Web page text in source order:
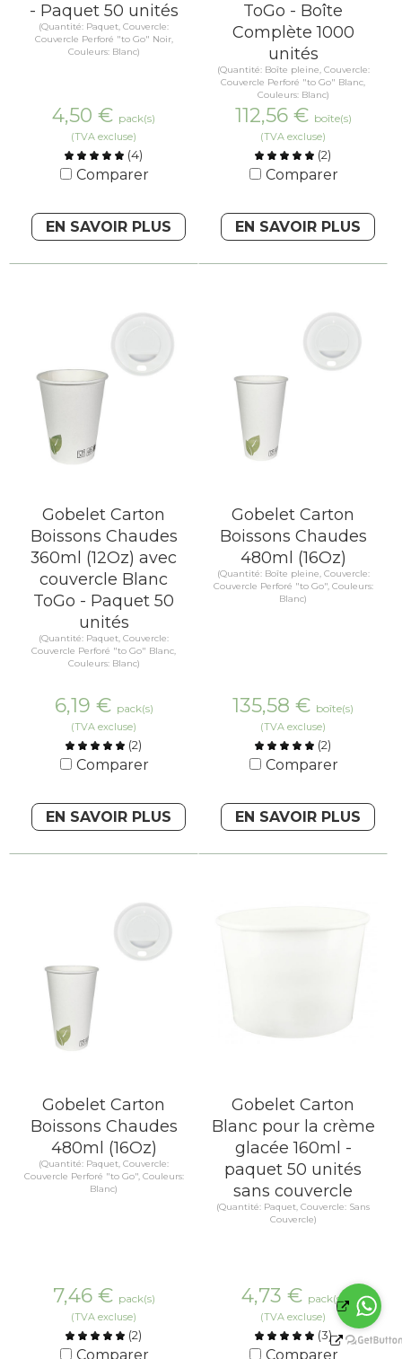
- Paquet 50 unités
(Quantité: Paquet, Couvercle:
Couvercle Perforé "to Go" Noir,
Couleurs: Blanc)
4,50 € pack(s)
(TVA excluse)
(4)
Comparer
EN SAVOIR PLUS
ToGo - Boîte
Complète 1000
unités
(Quantité: Boîte pleine, Couvercle:
Couvercle Perforé "to Go" Blanc,
Couleurs: Blanc)
112,56 € boîte(s)
(TVA excluse)
(2)
Comparer
EN SAVOIR PLUS
Gobelet Carton
Boissons Chaudes
360ml (12Oz) avec
couvercle Blanc
ToGo - Paquet 50
unités
(Quantité: Paquet, Couvercle:
Couvercle Perforé "to Go" Blanc,
Couleurs: Blanc)
6,19 € pack(s)
(TVA excluse)
(2)
Comparer
EN SAVOIR PLUS
Gobelet Carton
Boissons Chaudes
480ml (16Oz)
(Quantité: Boîte pleine, Couvercle:
Couvercle Perforé "to Go", Couleurs:
Blanc)
135,58 € boîte(s)
(TVA excluse)
(2)
Comparer
EN SAVOIR PLUS
Gobelet Carton
Boissons Chaudes
480ml (16Oz)
(Quantité: Paquet, Couvercle:
Couvercle Perforé "to Go", Couleurs:
Blanc)
7,46 € pack(s)
(TVA excluse)
(2)
Comparer
Gobelet Carton
Blanc pour la crème
glacée 160ml -
paquet 50 unités
sans couvercle
(Quantité: Paquet, Couvercle: Sans
Couvercle)
4,73 € pack(s)
(TVA excluse)
(3)
Comparer